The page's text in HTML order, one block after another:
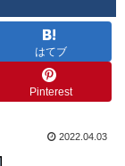
はてブ
Pinterest
2022.04.03